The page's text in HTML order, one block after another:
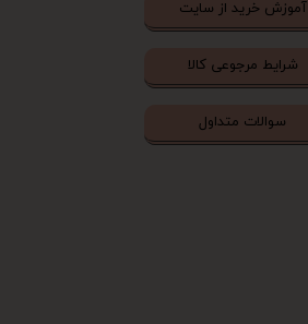
آموزش خرید از سایت
شرایط مرجوعی کالا
سوالات متداول